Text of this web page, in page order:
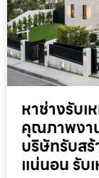
หาช่างรับเ
คุณภาพงา
บริษัทรับสร้
แน่นอน รับ